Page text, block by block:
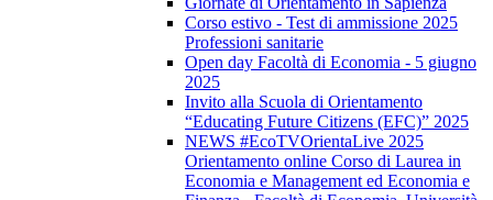
Corso estivo - Test di ammissione 2025
Professioni sanitarie
Open day Facoltà di Economia - 5 giugno
2025
Invito alla Scuola di Orientamento
“Educating Future Citizens (EFC)” 2025
NEWS #EcoTVOrientaLive 2025
Orientamento online Corso di Laurea in
Economia e Management ed Economia e